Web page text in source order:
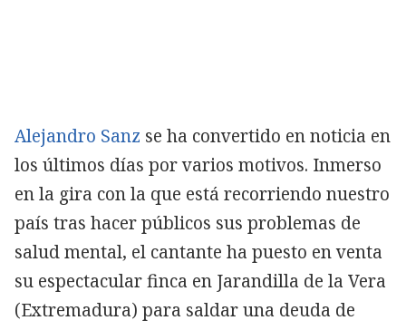
Alejandro Sanz se ha convertido en noticia en
los últimos días por varios motivos. Inmerso
en la gira con la que está recorriendo nuestro
país tras hacer públicos sus problemas de
salud mental, el cantante ha puesto en venta
su espectacular finca en Jarandilla de la Vera
(Extremadura) para saldar una deuda de